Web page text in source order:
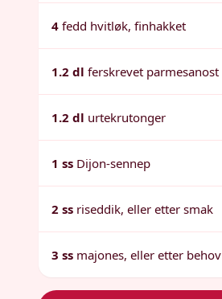
4 fedd hvitløk, finhakket
1.2 dl ferskrevet parmesanost
1.2 dl urtekrutonger
1 ss Dijon-sennep
2 ss riseddik, eller etter smak
3 ss majones, eller etter behov